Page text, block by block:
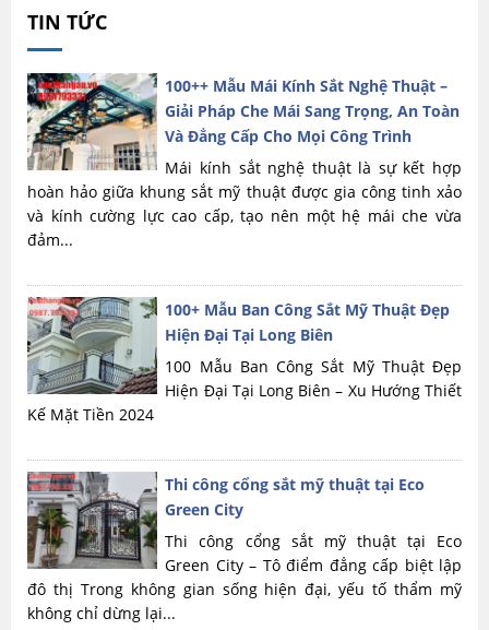
TIN TỨC
100++ Mẫu Mái Kính Sắt Nghệ Thuật –
Giải Pháp Che Mái Sang Trọng, An Toàn
Và Đẳng Cấp Cho Mọi Công Trình
Mái kính sắt nghệ thuật là sự kết hợp
hoàn hảo giữa khung sắt mỹ thuật được gia công tinh xảo
và kính cường lực cao cấp, tạo nên một hệ mái che vừa
đảm...
100+ Mẫu Ban Công Sắt Mỹ Thuật Đẹp
Hiện Đại Tại Long Biên
100 Mẫu Ban Công Sắt Mỹ Thuật Đẹp
Hiện Đại Tại Long Biên – Xu Hướng Thiết
Kế Mặt Tiền 2024
Thi công cổng sắt mỹ thuật tại Eco
Green City
Thi công cổng sắt mỹ thuật tại Eco
Green City – Tô điểm đẳng cấp biệt lập
đô thị Trong không gian sống hiện đại, yếu tố thẩm mỹ
không chỉ dừng lại...